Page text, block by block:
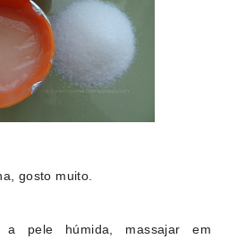
gosto muito.
a pele húmida, massajar em